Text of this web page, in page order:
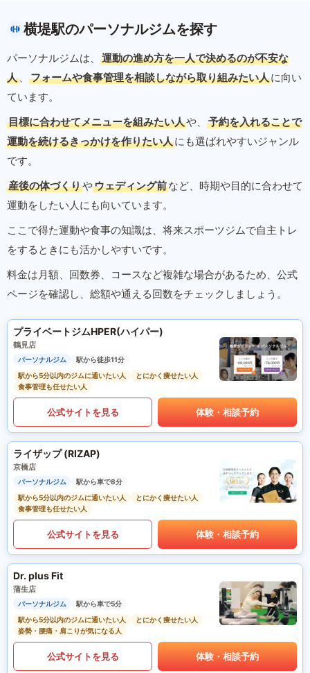
横堤駅のパーソナルジムを探す
パーソナルジムは、
運動の進め方を一人で決めるのが不安な
人 、 フォームや食事管理を相談しながら取り組みたい人に向い
ています。
目標に合わせてメニューを組みたい人や、
予約を入れることで
運動を続けるきっかけを作りたい人にも選ばれやすいジャンル
です。
産後の体づくりやウェディング前など、時期や目的に合わせて
運動をしたい人にも向いています。
ここで得た運動や食事の知識は、将来スポーツジムで自主トレ
をするときにも活かしやすいです。
料金は月額、回数券、コースなど複雑な場合があるため、公式
ページを確認し、総額や通える回数をチェックしましょう。
プライベートジムHPER(ハイパー)
鶴見店
パーソナルジム
駅から徒歩11分
駅から5分以内のジムに通いたい人
とにかく痩せたい人
食事管理も任せたい人
公式サイトを見る 体験・相談予約
ライザップ (RIZAP)
京橋店
パーソナルジム
駅から車で8分
駅から5分以内のジムに通いたい人
とにかく痩せたい人
食事管理も任せたい人
公式サイトを見る 体験・相談予約
Dr. plus Fit
蒲生店
パーソナルジム
駅から車で5分
駅から5分以内のジムに通いたい人
とにかく痩せたい人
姿勢・腰痛・肩こりが気になる人
公式サイトを見る 体験・相談予約